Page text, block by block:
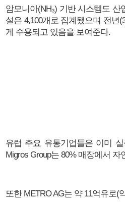
암모니아(NH₃) 기반 시스템도
설은 4,100개로 집계됐으며 전년
게 수용되고 있음을 보여준다.
유럽 주요 유통기업들은 이미
Migros Group는 80% 매장에서
또한 METRO AG는 약 11억유로